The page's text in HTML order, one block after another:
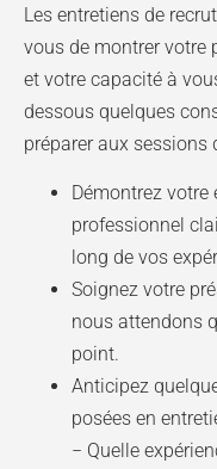
Les entretiens de
vous de montrer votre
et votre capacité à
dessous quelques
préparer aux sessions
Démontrez votre
professionnel
long de vos
Soignez votre
nous attendons
point.
Anticipez
posées en
− Quelle